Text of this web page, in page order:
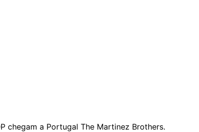
chegam a Portugal The Martinez Brothers.